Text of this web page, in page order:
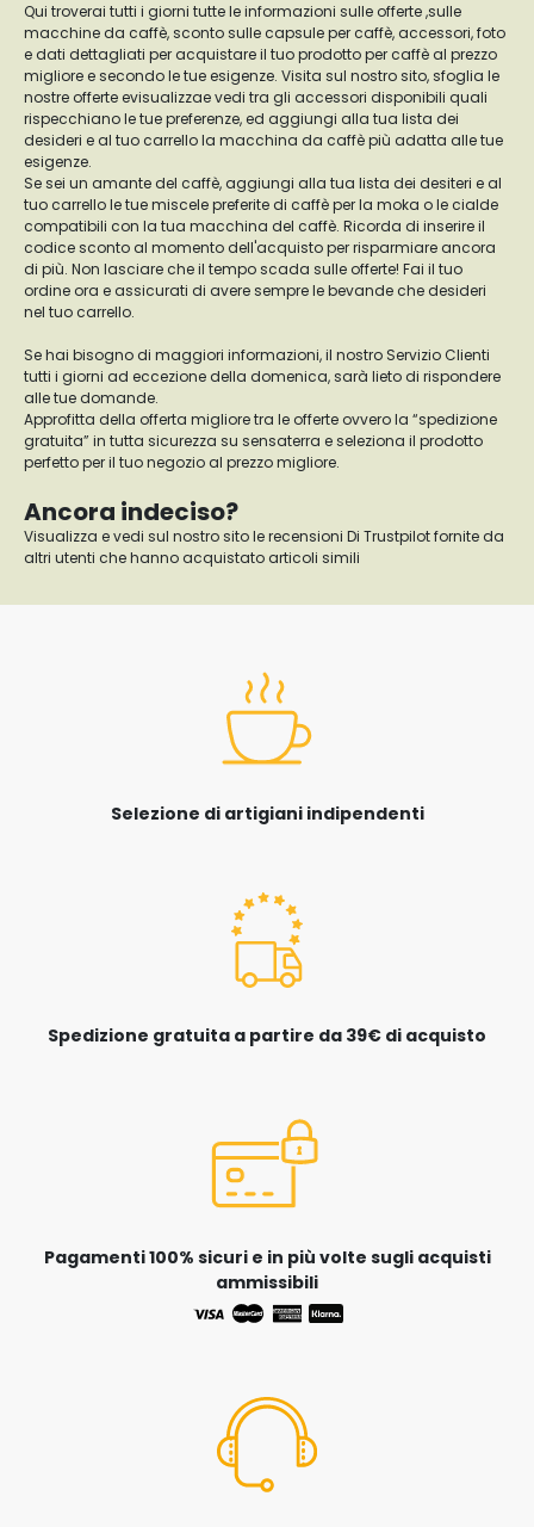
Qui troverai tutti i giorni tutte le informazioni sulle offerte ,sulle
macchine da caffè, sconto sulle capsule per caffè, accessori, foto
e dati dettagliati per acquistare il tuo prodotto per caffè al prezzo
migliore e secondo le tue esigenze. Visita sul nostro sito, sfoglia le
nostre offerte evisualizzae vedi tra gli accessori disponibili quali
rispecchiano le tue preferenze, ed aggiungi alla tua lista dei
desideri e al tuo carrello la macchina da caffè più adatta alle tue
esigenze.
Se sei un amante del caffè, aggiungi alla tua lista dei desiteri e al
tuo carrello le tue miscele preferite di caffè per la moka o le cialde
compatibili con la tua macchina del caffè. Ricorda di inserire il
codice sconto al momento dell'acquisto per risparmiare ancora
di più. Non lasciare che il tempo scada sulle offerte! Fai il tuo
ordine ora e assicurati di avere sempre le bevande che desideri
nel tuo carrello.
Se hai bisogno di maggiori informazioni, il nostro Servizio Clienti
tutti i giorni ad eccezione della domenica, sarà lieto di rispondere
alle tue domande.
Approfitta della offerta migliore tra le offerte ovvero la “spedizione
gratuita” in tutta sicurezza su sensaterra e seleziona il prodotto
perfetto per il tuo negozio al prezzo migliore.
Ancora indeciso?
Visualizza e vedi sul nostro sito le recensioni Di Trustpilot fornite da
altri utenti che hanno acquistato articoli simili
Selezione di artigiani indipendenti
Spedizione gratuita a partire da 39€ di acquisto
Pagamenti 100% sicuri e in più volte sugli acquisti
ammissibili